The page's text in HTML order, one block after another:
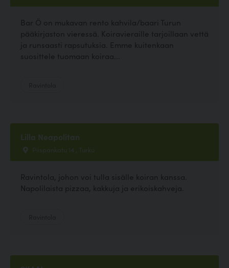
Bar Ö on mukavan rento kahvila/baari Turun
pääkirjaston vieressä. Koiravieraille tarjoillaan vettä
ja runsaasti rapsutuksia. Emme kuitenkaan
suosittele tuomaan koiraa...
Lilla Neapolitan
Piispankatu 14 , Turku
Ravintola, johon voi tulla sisälle koiran kanssa.
Napolilaista pizzaa, kakkuja ja erikoiskahveja.